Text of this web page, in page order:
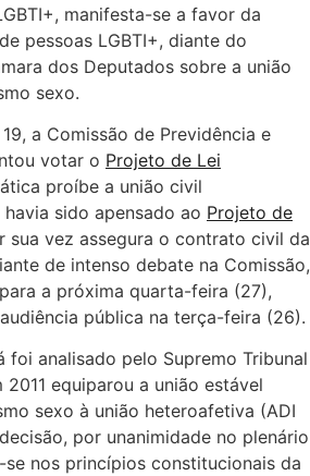
manifesta-se a favor da
pessoas LGBTI+, diante do
dos Deputados sobre a união
sexo.
a Comissão de Previdência e
votar o Projeto de Lei
proíbe a união civil
sido apensado ao Projeto de
sua vez assegura o contrato civil da
de intenso debate na Comissão,
a próxima quarta-feira (27),
pública na terça-feira (26).
foi analisado pelo Supremo Tribunal
2011 equiparou a união estável
sexo à união heteroafetiva (ADI
por unanimidade no plenário
se nos princípios constitucionais da